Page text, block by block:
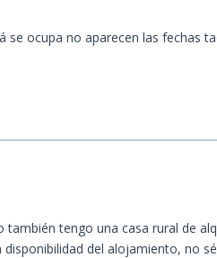
ocupa no aparecen las fechas
tengo una casa rural de
del alojamiento, no